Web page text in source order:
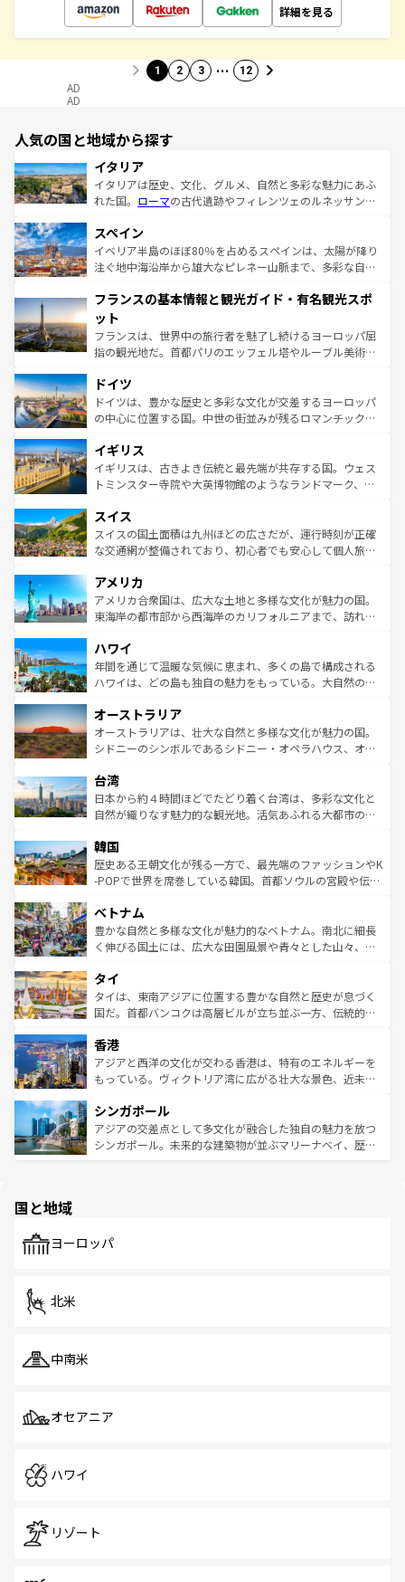
詳細を見る
1 2 3 … 12
AD
AD
人気の国と地域から探す
イタリア
イタリアは歴史、文化、グルメ、自然と多彩な魅力にあふ
れた国。 ローマの古代遺跡やフィレンツェのルネッサンス
ろん、トスカーナの美しい田園風景やアマルフィ海岸の絶
景など、自然景観も見逃せない。観光の合間には、本場の
ピザやパスタなど、絶品のイタリア料理を堪能することも
ませてくれるイタリアで、忘れられない旅をしてみよう！
なお、新着のイタリア情報は
しい。
スペイン
イベリア半島のほぼ80％を占めるスペインは、太陽が降り
注ぐ地中海沿岸から雄大なピレネー山脈まで、多彩な自然
文化が根付くこの国では、情熱的なフラメンコ、熱気あふ
れる闘牛、そして美味しいタパスが生活の一部となってい
る。首都マドリードの洗練された雰囲気や、バルセロナの
アートに溢れた街角から、地方では古代ローマ遺跡や中世
せる。地方によって風土や気候が異なるスペインはその個
性で訪れる人を魅了する。 なお、新着のスペイン情報は コ
ンテンツ一覧を参照してほしい。
フランスの基本情報と観光ガイド・有名観光スポ
ット
フランスは、世界中の旅行者を魅了し続けるヨーロッパ屈
指の観光地だ。首都パリのエッフェル塔やルーブル美術館
で、幅広い魅力が詰まっている。華麗な宮殿、歴史的な大
聖堂、美しいビーチ、そして豊かな自然が、訪れる者を心
から魅了する。また、フランスは美食の国としても知ら
いる。シャンパンの発祥地であるランス、プロヴァンスの
香り高いラベンダー畑など、多彩な楽しみ方が可能だ。さ
らに、パリ以外の地域にも魅力が溢れており、どの街角に
れる地方に足を運ぶとそれぞれで全く異なる文化を体験で
きるだろう。 なお、新着のフランス情報はコンテンツ一覧
を参照してほしい。
ドイツ
ドイツは、豊かな歴史と多彩な文化が交差するヨーロッパ
の中心に位置する国。中世の街並みが残るロマンチック街
顔を持つこの国は、どこを歩いても飽きることがない。ベ
ルリンの文化的活気、バイエルン州のアルプスの絶景、そ
してライン川沿いのワイン畑といった風景は必見。ビール
は、お酒好きな人にはぜひ体験してほしい。 なお、新着の
ドイツ情報はコンテンツ一覧を参照してほしい。
イギリス
イギリスは、古きよき伝統と最先端が共存する国。ウェス
トミンスター寺院や大英博物館のようなランドマーク、歴
リアごとに異なる魅力がある。また、優雅なアフタヌーン
ティー、ビール好きにはたまらない英国パブ、サッカー観
戦など、本場だからこそできる体験も豊富。イギリスを旅
ンツ一覧を参照してほしい。
スイス
スイスの国土面積は九州ほどの広さだが、運行時刻が正確
な交通網が整備されており、初心者でも安心して個人旅行
の建物がそのまま残る町や、スイスならではのユニークな
博物館もあり、アルプス観光だけでなく町歩きも満喫する
ことができる。国民の所得が高いため物価も高いが、旅行
ば市内交通費無料で観光を楽しむこともできる。 なお、新
着のスイス情報はコンテンツ一覧 を参照してほしい。
アメリカ
アメリカ合衆国は、広大な土地と多様な文化が魅力の国。
東海岸の都市部から西海岸のカリフォルニアまで、訪れる
のような巨大都市は、観光、ショッピング、エンターテイ
ンメントが詰まった刺激的なスポットだ。一方、アメリカ
西部には大自然が広がり、グランドキャニオンやイエロー
部のニューオーリンズでは、音楽と美食が融合した独特の
文化が魅力。旅行者はアメリカの各地域で異なる魅力を楽
しみながら、その多様性と豊かな歴史を感じることができ
ならではの贅沢な旅のスタイルだ。 なお、新着のアメリカ
情報はコンテンツ一覧を参照してほしい。
ハワイ
年間を通じて温暖な気候に恵まれ、多くの島で構成される
ハワイは、どの島も独自の魅力をもっている。大自然の神
ワイ島は見逃せない。また、定番の観光地といえばオアフ
島だが、静かな自然を求めるならマウイ島やカウアイ島が
おすすめ。エメラルドグリーンに輝く海をはじめ、豊かな
れるおもてなしの心で訪れる人々を迎えてくれるハワイの
人々、おいしいローカルフードやハワイアンミュージッ
ク、伝統的なフラダンスなど、すべてがハワイの魅力を彩
ワイを、存分に味わってほしい。 なお、新着のハワイ情報
はコンテンツ一覧を参照してほしい。
オーストラリア
オーストラリアは、壮大な自然と多様な文化が魅力の国。
シドニーのシンボルであるシドニー・オペラハウス、オー
リアリーフや大陸中央部にそびえるウルル（エアーズロッ
ク）、タスマニアの美しい原生林やケアンズの熱帯雨林な
ど、見どころがたくさん。また、カフェやワイン、オージ
いる。アクティビティも充実しており、サーフィンやダイ
ビング、ハイキングなど、アウトドア好きにはたまらな
い。オーストラリアの多彩な魅力を存分に味わいつくそ
参照してほしい。
台湾
日本から約４時間ほどでたどり着く台湾は、多彩な文化と
自然が織りなす魅力的な観光地。活気あふれる大都市の台
ン）、静ひつな山岳地帯である台湾東部など、都市の喧騒
と山間の静けさが共存しており、訪れる人に新しい発見と
驚きをもたらしてくれる。また、奥深い台湾の食文化も魅
容にもいいと評判のスイーツなど、バラエティ豊かな料理
が味わえる。 なお、新着の台湾情報は コンテンツ一覧を参
照してほしい。
韓国
歴史ある王朝文化が残る一方で、最先端のファッションやK
-POPで世界を席巻している韓国。首都ソウルの宮殿や伝統
き、地方に足を延ばせば四季折々の自然美を楽しむことが
できる。そして、キムチや焼肉、絶品のストリートフード
まで、さまざまな韓国料理が待っている。夜には、韓国な
リティに包まれながら、韓国の多彩な魅力を心ゆくまで味
わってみてほしい。 なお、新着の韓国情報はコンテンツ一
覧を参照してほしい。
ベトナム
豊かな自然と多様な文化が魅力的なベトナム。南北に細長
く伸びる国土には、広大な田園風景や青々とした山々、世
急速な発展と共に伝統が息づく。ハノイの古い町並みやホ
ーチミン市のフランス統治時代の建物も、独特の雰囲気を
醸し出している。また、バラエティの豊かさとおいしさで
とつ。フォーやバインミー、ベトナムコーヒーなどは、ぜ
ひ現地で味わいたい。どの地域を訪れてもあたたかい人々
が旅行者を迎えてくれるので、きっと忘れられない旅にな
参照してほしい。
タイ
タイは、東南アジアに位置する豊かな自然と歴史が息づく
国だ。首都バンコクは高層ビルが立ち並ぶ一方、伝統的な
の活気が交差している。北部ではチェンマイなどの山岳地
帯で自然と触れ合い、南部ではプーケットやクラビの美し
いビーチでリゾート気分を楽しむことができる。タイ料理
激する。気候は一年中温暖で、どの季節にも異なる楽しみ
が待っている。親しみやすいタイの人々、仏教を中心とし
た文化、そして多様な観光資源が、訪れる旅人を魅了し続
香港
アジアと西洋の文化が交わる香港は、特有のエネルギーを
もっている。ヴィクトリア湾に広がる壮大な景色、近未来
み、どこを訪れても感動するはず。観光スポットが密集し
ており、効率よく見どころを回れるのも魅力。息をのむよ
うな絶景から文化的な体験まで、香港を存分に楽しみ尽く
シンガポール
アジアの交差点として多文化が融合した独自の魅力を放つ
シンガポール。未来的な建築物が並ぶマリーナベイ、歴史
で、ホーカーズは地元の風情を楽しめる外せないスポット
国と地域
ヨーロッパ
北米
中南米
オセアニア
ハワイ
リゾート